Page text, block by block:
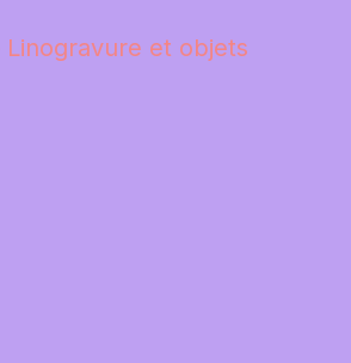
Linogravure et objets